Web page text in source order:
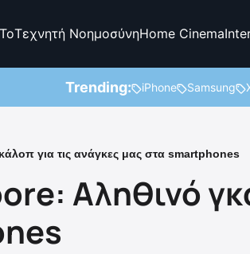
Τεχνητή ΝοημοσύνηHome Cinema
Trending: iPhone Samsung
για τις ανάγκες μας στα smartphones
Αληθινό